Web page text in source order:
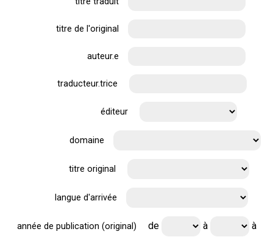
titre de l'original
auteur.e
traducteur.trice
éditeur
domaine
titre original
langue d'arrivée
année de publication (original) de à à